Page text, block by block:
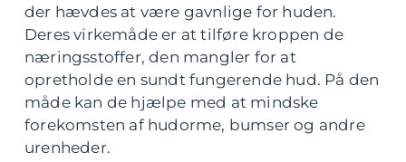
der hævdes at være gavnlige for huden.
Deres virkemåde er at tilføre kroppen de
næringsstoffer, den mangler for at
opretholde en sundt fungerende hud. På den
måde kan de hjælpe med at mindske
forekomsten af hudorme, bumser og andre
urenheder.